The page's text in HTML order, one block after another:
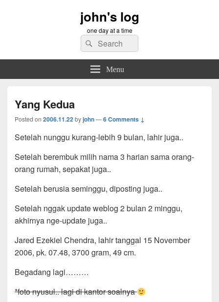
john's log
one day at a time
Search
for:
Search
Menu
Yang Kedua
Posted on 2006.11.22byjohn—6 Comments ↓
Setelah nunggu kurang-lebih 9 bulan, lahir juga..
Setelah berembuk milih nama 3 harian sama orang-
orang rumah, sepakat juga..
Setelah berusia seminggu, diposting juga..
Setelah nggak update weblog 2 bulan 2 minggu,
akhirnya nge-update juga..
Jared Ezekiel Chendra, lahir tanggal 15 November
2006, pk. 07.48, 3700 gram, 49 cm.
Begadang lagi………
*foto nyusul.. lagi di kantor soalnya